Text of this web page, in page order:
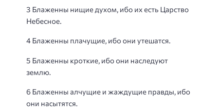
3 Блаженны нищие духом, ибо их есть Царство
Небесное.
4 Блаженны плачущие, ибо они утешатся.
5 Блаженны кроткие, ибо они наследуют
землю.
6 Блаженны алчущие и жаждущие правды, ибо
они насытятся.